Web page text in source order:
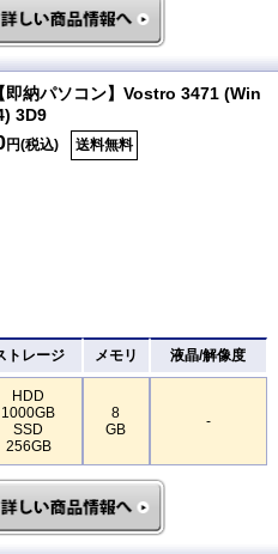
即納パソコン】Vostro 3471 (Win
3D9
円(税込) 送料無料
トレージ メモリ 液晶/解像度
HDD
1000GB
SSD
256GB
8
GB
-